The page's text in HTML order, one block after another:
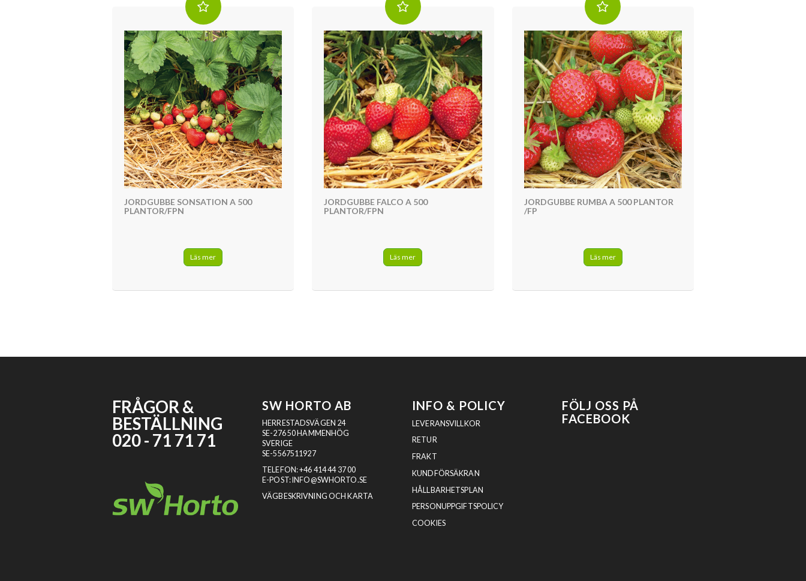
JORDGUBBE SONSATION A 500
PLANTOR/FPN
Läs mer
JORDGUBBE FALCO A 500
PLANTOR/FPN
Läs mer
JORDGUBBE RUMBA A 500 PLANTOR
/FP
Läs mer
FRÅGOR &
BESTÄLLNING
020 - 71 71 71
SW HORTO AB
HERRESTADSVÄGEN 24
SE-276 50 HAMMENHÖG
SVERIGE
SE-5567511927
TELEFON:+46 414 44 37 00
E-POST: INFO@SWHORTO.SE
VÄGBESKRIVNING OCH KARTA
INFO & POLICY
LEVERANSVILLKOR
RETUR
FRAKT
KUNDFÖRSÄKRAN
HÅLLBARHETSPLAN
PERSONUPPGIFTSPOLICY
COOKIES
FÖLJ OSS PÅ
FACEBOOK